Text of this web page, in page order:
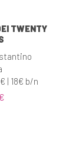
TWENTY
| 18€ b/n